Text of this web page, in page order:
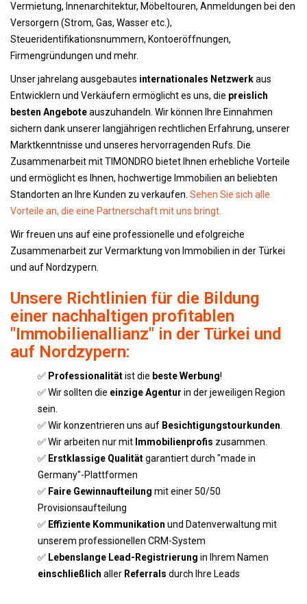
Vermietung, Innenarchitektur, Möbeltouren, Anmeldungen bei den
Versorgern (Strom, Gas, Wasser etc.),
Steueridentifikationsnummern, Kontoeröffnungen,
Firmengründungen und mehr.
Unser jahrelang ausgebautes internationales Netzwerkaus
Entwicklern und Verkäufern ermöglicht es uns, die preislich
besten Angeboteauszuhandeln. Wir können Ihre Einnahmen
sichern dank unserer langjährigen rechtlichen Erfahrung, unserer
Marktkenntnisse und unseres hervorragenden Rufs. Die
Zusammenarbeit mit TIMONDRO bietet Ihnen erhebliche Vorteile
und ermöglicht es Ihnen, hochwertige Immobilien an beliebten
Standorten an Ihre Kunden zu verkaufen. Sehen Sie sich alle
Vorteile an, die eine Partnerschaft mit uns bringt.
Wir freuen uns auf eine professionelle und efolgreiche
Zusammenarbeit zur Vermarktung von Immobilien in der Türkei
und auf Nordzypern.
Unsere Richtlinien für die Bildung
einer nachhaltigen profitablen
"Immobilienallianz" in der Türkei und
auf Nordzypern:
✅ Professionalitätist die beste Werbung!
✅ Wir sollten die einzige Agentur in der jeweiligen Region
sein.
✅ Wir konzentrieren uns auf Besichtigungstourkunden
✅ Wir arbeiten nur mit Immobilienprofis zusammen.
✅ Erstklassige Qualitätgarantiert durch "made in
Germany"-Plattformen
✅ Faire Gewinnaufteilung mit einer 50/50
Provisionsaufteilung
✅ Effiziente Kommunikation und Datenverwaltung mit
unserem professionellen CRM-System
✅ Lebenslange Lead-Registrierung in Ihrem Namen
einschließlich aller Referrals durch Ihre Leads